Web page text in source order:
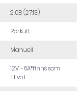
2.08 (27:13)
Rorkult
Manuell
12V -6A*finns som
tillval